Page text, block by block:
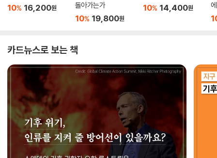
10% 16,200원
돌아가는가
10% 19,800원
10% 14,400원
카드뉴스로 보는 책